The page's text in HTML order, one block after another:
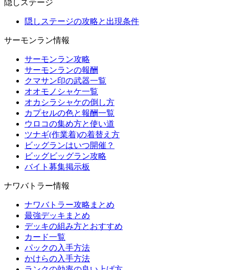
隠しステージ
隠しステージの攻略と出現条件
サーモンラン情報
サーモンラン攻略
サーモンランの報酬
クマサン印の武器一覧
オオモノシャケ一覧
オカシラシャケの倒し方
カプセルの色と報酬一覧
ウロコの集め方と使い道
ツナギ(作業着)の着替え方
ビッグランはいつ開催？
ビッグビッグラン攻略
バイト募集掲示板
ナワバトラー情報
ナワバトラー攻略まとめ
最強デッキまとめ
デッキの組み方とおすすめ
カード一覧
パックの入手方法
かけらの入手方法